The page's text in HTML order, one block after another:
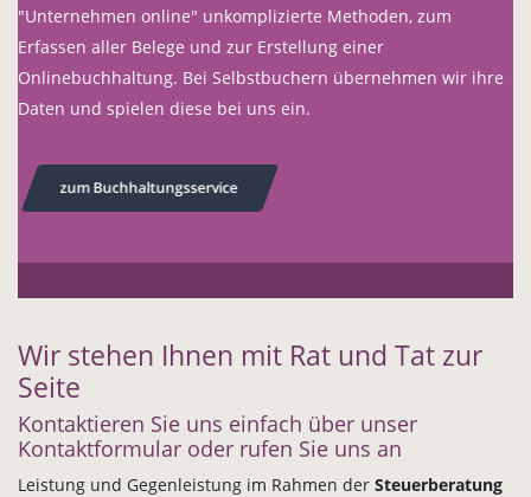
"Unternehmen online" unkomplizierte Methoden, zum
Erfassen aller Belege und zur Erstellung einer
Onlinebuchhaltung. Bei Selbstbuchern übernehmen wir ihre
Daten und spielen diese bei uns ein.
zum Buchhaltungsservice
Wir stehen Ihnen mit Rat und Tat zur
Seite
Kontaktieren Sie uns einfach über unser
Kontaktformular oder rufen Sie uns an
Leistung und Gegenleistung im Rahmen der Steuerberatung